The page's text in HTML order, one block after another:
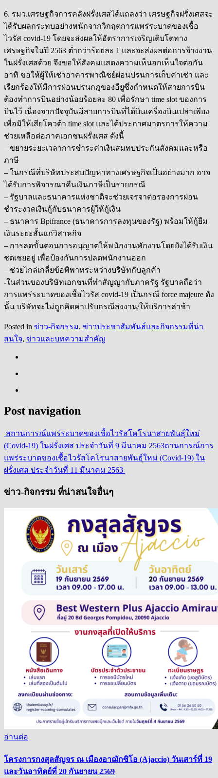
6. รมว.เศรษฐกิจการคลังฝรั่งเศสได้แถลงว่า เศรษฐกิจฝรั่งเศสจะ
ได้รับผลกระทบอย่างหนักจากวิกฤตการแพร่ระบาดของเชื้อ
ไวรัส covid-19 โดยจะส่งผลให้อัตราการเจริญเติบโตทาง
เศรษฐกิจในปี 2563 ต่ำกว่าร้อยละ 1 และจะส่งผลต่อการจ้างงาน
ในฝรั่งเศสด้วย จึงขอให้สังคมแสดงความเห็นอกเห็นใจต่อกัน
อาทิ ขอให้ผู้ให้เช่าอาคารพาณิชย์ผ่อนปรนการเก็บค่าเช่า และ
เรียกร้องให้มีการผ่อนปรนกฎของอียูซึ่งกำหนดให้สายการบิน
ต้องทำการบินอย่างน้อยร้อยละ 80 เพื่อรักษา time slot ของการ
บินไว้ เนื่องจากปัจจุบันมีสายการบินที่ได้บินเครื่องบินเปล่าเพียง
เพื่อมิให้เสียโควต้า time slot และได้ประกาศมาตรการให้ความ
ช่วยเหลือต่อภาคเอกชนฝรั่งเศส ดังนี้
– ขยายระยะเวลาการชำระค่าเงินสมทบประกันสังคมและหรือ
ภาษี
– ในกรณีที่บริษัทประสบปัญหาทางเศรษฐกิจเป็นอย่างมาก อาจ
ได้รับการพิจารณาคืนเงินภาษีเป็นรายกรณี
– รัฐบาลและธนาคารแห่งชาติจะช่วยเจรจาต่อรองการผ่อน
ชำระงวดเงินกู้กับธนาคารผู้ให้กู้เงิน
– ธนาคาร Bpifrance (ธนาคารการลงทุนของรัฐ) พร้อมให้กู้ยืม
เงินระยะสั้นแก่วิสาหกิจ
– การลดขั้นตอนการอนุญาตให้พนักงานพักงานโดยยังได้รับเงิน
ชดเชยอยู่ เพื่อป้องกันการปลดพนักงานออก
– ช่วยไกล่เกลี่ยข้อพิพาทระหว่างบริษัทกับลูกค้า
-ในส่วนของบริษัทเอกชนที่ทำสัญญากับภาครัฐ รัฐบาลถือว่า
การแพร่ระบาดของเชื้อไวรัส covid-19 เป็นกรณี force majeure ดัง
นั้น บริษัทจะไม่ถูกคิดค่าปรับกรณีส่งงาน/ให้บริการล่าช้า
Posted in ข่าว-กิจกรรม, ข่าวประชาสัมพันธ์และกิจกรรมที่น่า
สนใจ, ข่าวและบทความสำคัญ
Post navigation
สถานการณ์แพร่ระบาดของเชื้อไวรัสโคโรนาสายพันธุ์ใหม่
(Covid-19) ในฝรั่งเศส ประจำวันที่ 9 มีนาคม 2563ถานการณ์การ
แพร่ระบาดของเชื้อไวรัสโคโรนาสายพันธุ์ใหม่ (Covid-19) ใน
ฝรั่งเศส ประจำวันที่ 11 มีนาคม 2563
ข่าว-กิจกรรม ที่น่าสนใจอื่นๆ
อ่านต่อ
โครงการกงสุลสัญจร ณ เมืองอาฌักซิโอ (Ajaccio) วันเสาร์ที่ 19
และวันอาทิตย์ที่ 20 กันยายน 2569